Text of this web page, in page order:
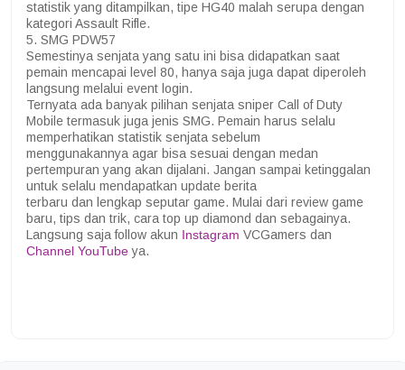
statistik yang ditampilkan, tipe HG40 malah serupa dengan
kategori Assault Rifle.
5. SMG PDW57
Semestinya senjata yang satu ini bisa didapatkan saat
pemain mencapai level 80, hanya saja juga dapat diperoleh
langsung melalui event login.
Ternyata ada banyak pilihan senjata sniper Call of Duty
Mobile termasuk juga jenis SMG. Pemain harus selalu
memperhatikan statistik senjata sebelum
menggunakannya agar bisa sesuai dengan medan
pertempuran yang akan dijalani. Jangan sampai ketinggalan
untuk selalu mendapatkan update berita
terbaru dan lengkap seputar game. Mulai dari review game
baru, tips dan trik, cara top up diamond dan sebagainya.
Langsung saja follow akun Instagram VCGamers dan
Channel YouTubeya.